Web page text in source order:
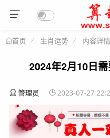
首页 生肖运势 内容详情
2024年2月10日
管理员 2023-07-27